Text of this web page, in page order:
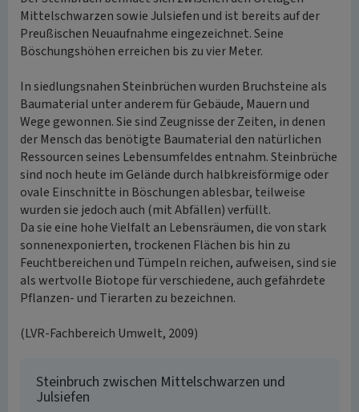
Mittelschwarzen sowie Julsiefen und ist bereits auf der
Preußischen Neuaufnahme eingezeichnet. Seine
Böschungshöhen erreichen bis zu vier Meter.
In siedlungsnahen Steinbrüchen wurden Bruchsteine als
Baumaterial unter anderem für Gebäude, Mauern und
Wege gewonnen. Sie sind Zeugnisse der Zeiten, in denen
der Mensch das benötigte Baumaterial den natürlichen
Ressourcen seines Lebensumfeldes entnahm. Steinbrüche
sind noch heute im Gelände durch halbkreisförmige oder
ovale Einschnitte in Böschungen ablesbar, teilweise
wurden sie jedoch auch (mit Abfällen) verfüllt.
Da sie eine hohe Vielfalt an Lebensräumen, die von stark
sonnenexponierten, trockenen Flächen bis hin zu
Feuchtbereichen und Tümpeln reichen, aufweisen, sind sie
als wertvolle Biotope für verschiedene, auch gefährdete
Pflanzen- und Tierarten zu bezeichnen.
(LVR-Fachbereich Umwelt, 2009)
Steinbruch zwischen Mittelschwarzen und
Julsiefen